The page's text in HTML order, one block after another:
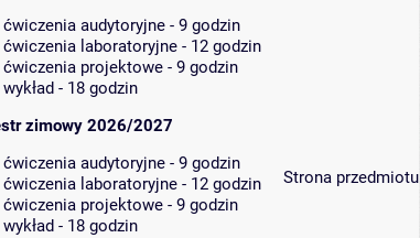
ćwiczenia audytoryjne - 9 godzin
ćwiczenia laboratoryjne - 12 godzin
ćwiczenia projektowe - 9 godzin
wykład - 18 godzin
zimowy 2026/2027
ćwiczenia audytoryjne - 9 godzin
ćwiczenia laboratoryjne - 12 godzin
ćwiczenia projektowe - 9 godzin
wykład - 18 godzin
Strona przedmiotu